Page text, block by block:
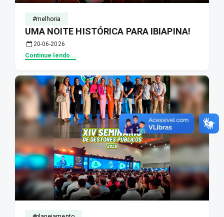
#melhoria
UMA NOITE HISTÓRICA PARA IBIAPINA!
20-06-2026
Continue lendo...